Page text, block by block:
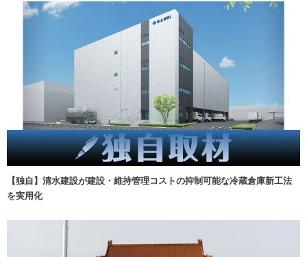
【独自】清水建設が建設・維持管理コストの抑制可能な冷蔵倉庫新工法
を実用化